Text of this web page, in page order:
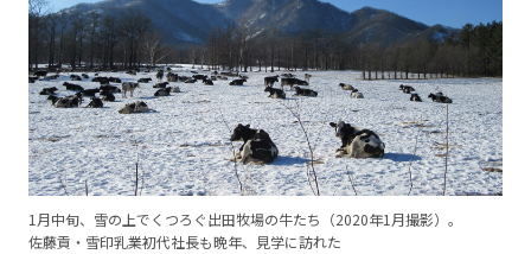
1月中旬、雪の上でくつろぐ出田牧場の牛たち（2020年1月撮影）。
佐藤貢・雪印乳業初代社長も晩年、見学に訪れた